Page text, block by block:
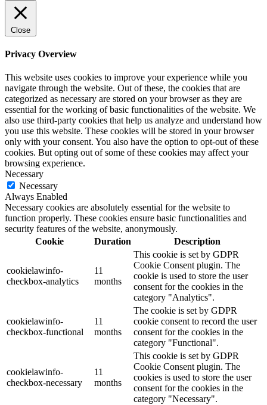
Close
Privacy Overview
This website uses cookies to improve your experience while you
navigate through the website. Out of these, the cookies that are
categorized as necessary are stored on your browser as they are
essential for the working of basic functionalities of the website. We
also use third-party cookies that help us analyze and understand how
you use this website. These cookies will be stored in your browser
only with your consent. You also have the option to opt-out of these
cookies. But opting out of some of these cookies may affect your
browsing experience.
Necessary
Necessary
Always Enabled
Necessary cookies are absolutely essential for the website to
function properly. These cookies ensure basic functionalities and
security features of the website, anonymously.
Cookie
Duration Description
cookielawinfo-
checkbox-analytics
11
months
This cookie is set by GDPR
Cookie Consent plugin. The
cookie is used to store the user
consent for the cookies in the
category "Analytics".
cookielawinfo-
checkbox-functional
11
months
The cookie is set by GDPR
cookie consent to record the user
consent for the cookies in the
category "Functional".
cookielawinfo-
checkbox-necessary
11
months
This cookie is set by GDPR
Cookie Consent plugin. The
cookies is used to store the user
consent for the cookies in the
category "Necessary".